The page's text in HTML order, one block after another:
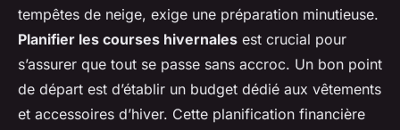
tempêtes de neige, exige une préparation minutieuse.
Planifier les courses hivernales est crucial pour
s’assurer que tout se passe sans accroc. Un bon point
de départ est d’établir un budget dédié aux vêtements
et accessoires d’hiver. Cette planification financière